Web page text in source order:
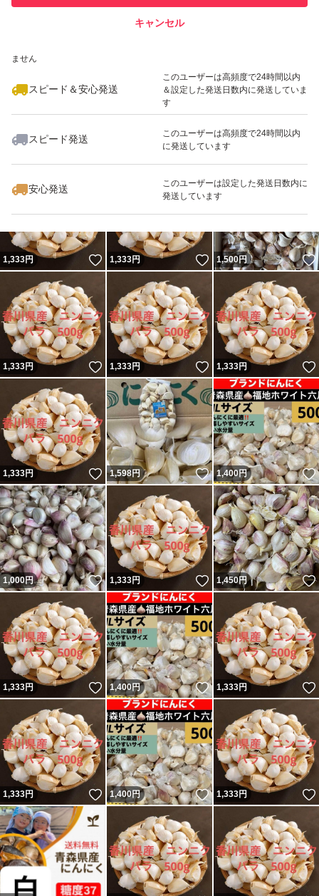
ません
スピード＆安心発送
このユーザーは高頻度で24時間以内
＆設定した発送日数内に発送していま
す
スピード発送
このユーザーは高頻度で24時間以内
に発送しています
安心発送
このユーザーは設定した発送日数内に
発送しています
キャンセル
いいね！
1,300
1,333円 いいね！
1,333円 いいね！
1,500円
1,333円 いいね！
1,333円 いいね！
1,333円
1,333円 いいね！
1,598円 いいね！
1,400円
1,000円 いいね！
1,333円 いいね！
1,450円
1,333円 いいね！
1,400円 いいね！
1,333円
1,333円 いいね！
1,400円 いいね！
1,333円